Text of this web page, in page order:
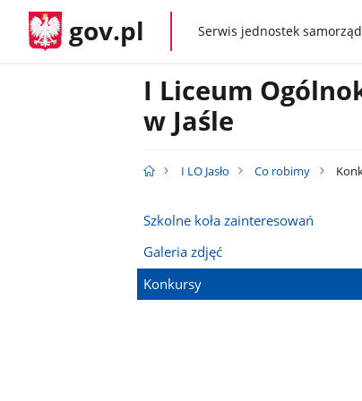
gov.pl gov.plSerwis jednostek
I Liceum
w Jaśle
I LO Jasło Co robimy
Szkolne koła zainteresowań
Galeria zdjęć
Konkursy